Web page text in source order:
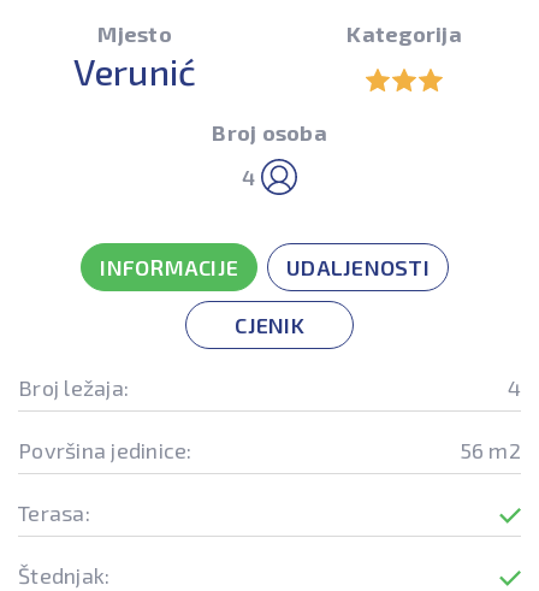
Mjesto
Verunić
Kategorija
Broj osoba
4
INFORMACIJE UDALJENOSTI
CJENIK
Broj ležaja: 4
Površina jedinice: 56 m2
Terasa:
Štednjak: